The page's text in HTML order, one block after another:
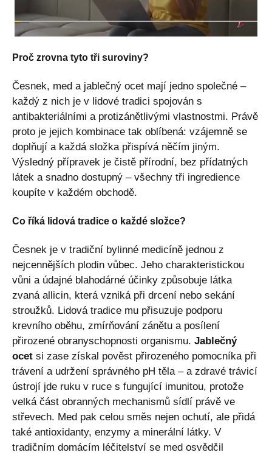
Proč zrovna tyto tři suroviny?
Česnek, med a jablečný ocet mají jedno společné –
každý z nich je v lidové tradici spojován s
antibakteriálními a protizánětlivými vlastnostmi. Právě
proto je jejich kombinace tak oblíbená: vzájemně se
doplňují a každá složka přispívá něčím jiným.
Výsledný přípravek je čistě přírodní, bez přídatných
látek a snadno dostupný – všechny tři ingredience
koupíte v každém obchodě.
Co říká lidová tradice o každé složce?
Česnek je v tradiční bylinné medicíně jednou z
nejcennějších plodin vůbec. Jeho charakteristickou
vůni a údajné blahodárné účinky způsobuje látka
zvaná allicin, která vzniká při drcení nebo sekání
stroužků. Lidová tradice mu přisuzuje podporu
krevního oběhu, zmírňování zánětu a posílení
přirozené obranyschopnosti organismu. Jablečný
ocet si zase získal pověst přirozeného pomocníka při
trávení a udržení správného pH těla – a zdravé trávicí
ústrojí jde ruku v ruce s fungující imunitou, protože
velká část obranných mechanismů sídlí právě ve
střevech. Med pak celou směs nejen ochutí, ale přidá
také antioxidanty, enzymy a minerální látky. V
tradičním domácím léčitelství se med osvědčil